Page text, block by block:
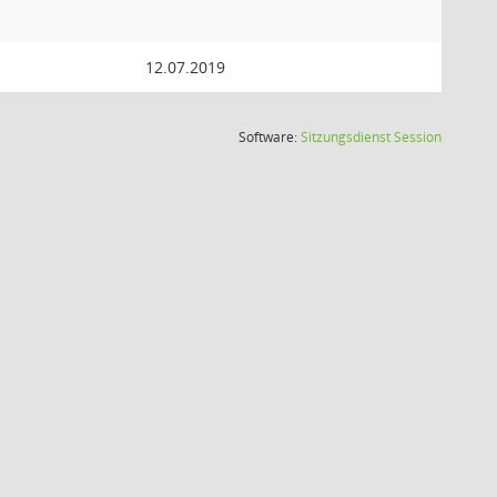
12.07.2019
Software:SitzungsdienstSession(Wird in